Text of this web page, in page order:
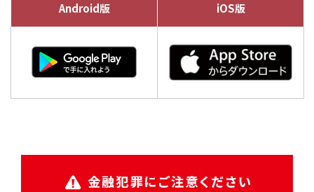
Android版 iOS版